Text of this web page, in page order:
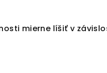
mierne líšiť v